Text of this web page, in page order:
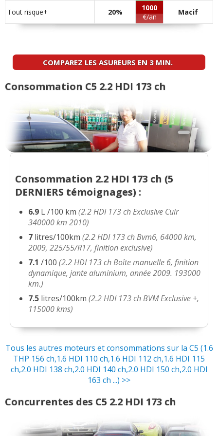
2.2 HDI 173 ch 184000 klm,
17/20
2.2 HDI 173 ch 120000 Kms - 08/2008 -
(10 )
18/20
2.2 HDI 173 ch BVM Exclusive +,
115000 kms(0 )
192000 (0 )
14/20
17/20
2.2 HDI 173 ch 100000km, mai 2008,
exclusive.(0 )
18/20
2.2 HDI 173 ch 56 000 km , 2008,
18.5/20
2.2 HDI 173 ch Boîte manuelle 6,
18/20
2.2 HDI 173 ch(1 )
2
Tout risque+
20%
1000
€/an
Macif
COMPAREZ LES ASUREURS EN 3 MIN.
Consommation C5 2.2 HDI 173 ch
Consommation 2.2 HDI 173 ch (5
DERNIERS témoignages) :
6.9 L /100 km(2.2 HDI 173 ch Exclusive Cuir
340000 km 2010)
7 litres/100km(2.2 HDI 173 ch Bvm6, 64000 km,
2009, 225/55/R17, finition exclusive)
7.1 /100(2.2 HDI 173 ch Boîte manuelle 6, finition
dynamique, jante aluminium, année 2009. 193000
km.)
7.5 litres/100km(2.2 HDI 173 ch BVM Exclusive +,
115000 kms)
Tous les autres moteurs et consommations sur la C5 (1.6
THP 156 ch,1.6 HDI 110 ch,1.6 HDI 112 ch,1.6 HDI 115
ch,2.0 HDI 138 ch,2.0 HDI 140 ch,2.0 HDI 150 ch,2.0 HDI
163 ch ...) >>
Concurrentes des C5 2.2 HDI 173 ch